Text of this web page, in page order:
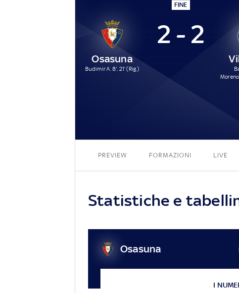
FINE
Osasuna
Budimir A. 8', 21' (Rig.)
2 - 2
PREVIEW FORMAZIONI LIVE
Statistiche e
Osasuna
I